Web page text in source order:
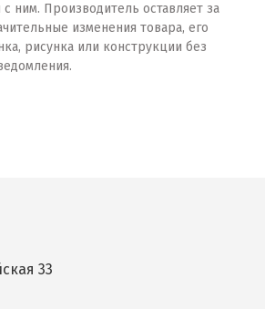
ним. Производитель оставляет за
изменения товара, его
рисунка или конструкции без
33